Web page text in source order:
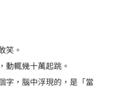
笑。
動輒幾十萬起跳。
字，腦中浮現的，是「當